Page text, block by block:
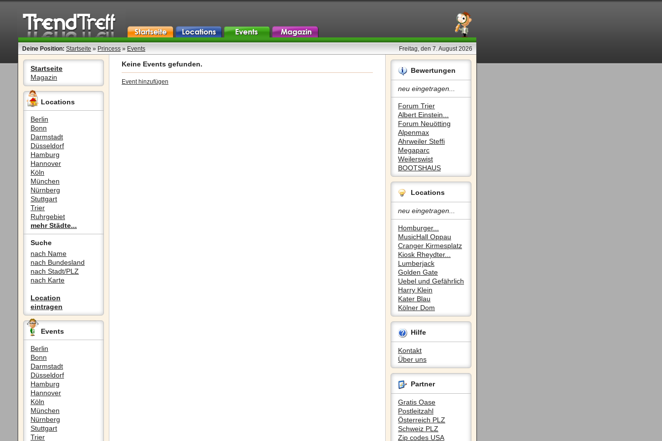
Deine Position: Startseite » Princess » Events Freitag, den 7. August 2026
Startseite
Magazin
Locations
Berlin
Bonn
Darmstadt
Düsseldorf
Hamburg
Hannover
Köln
München
Nürnberg
Stuttgart
Trier
Ruhrgebiet
mehr Städte...
Suche
nach Name
nach Bundesland
nach Stadt/PLZ
nach Karte
Location
eintragen
Events
Berlin
Bonn
Darmstadt
Düsseldorf
Hamburg
Hannover
Köln
München
Nürnberg
Stuttgart
Trier
Bewertungen
neu eingetragen...
Forum Trier
Albert Einstein...
Forum Neuötting
Alpenmax
Ahrweiler Steffi
Megaparc
Weilerswist
BOOTSHAUS
Locations
neu eingetragen...
Homburger...
MusicHall Oppau
Cranger Kirmesplatz
Kiosk Rheydter...
Lumberjack
Golden Gate
Uebel und Gefährlich
Harry Klein
Kater Blau
Kölner Dom
Hilfe
Kontakt
Über uns
Partner
Gratis Oase
Postleitzahl
Österreich PLZ
Schweiz PLZ
Zip codes USA
Keine Events gefunden.
Event hinzufügen